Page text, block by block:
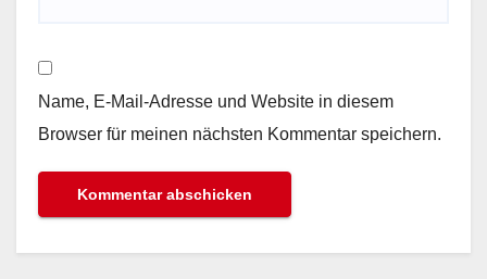
Name, E-Mail-Adresse und Website in diesem
Browser für meinen nächsten Kommentar speichern.